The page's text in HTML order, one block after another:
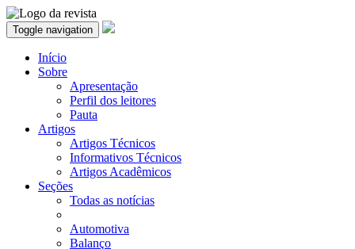
Toggle navigation
Início
Sobre
Apresentação
Perfil dos leitores
Pauta
Artigos
Artigos Técnicos
Informativos Técnicos
Artigos Acadêmicos
Seções
Todas as notícias
Automotiva
Balanço